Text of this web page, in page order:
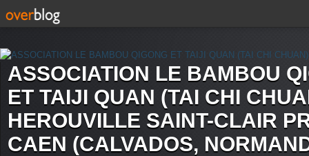
ASSOCIATION LE BAMBOU
ET TAIJI QUAN (TAI CHI
HEROUVILLE SAINT-CLAIR
CAEN (CALVADOS,